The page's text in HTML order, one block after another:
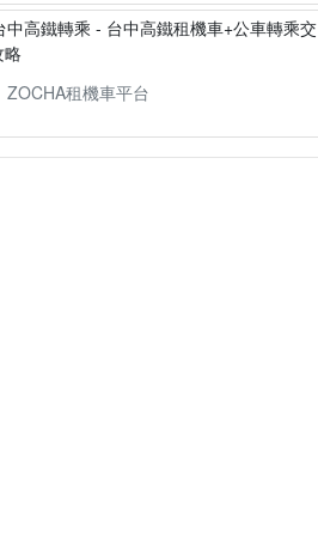
中高鐵轉乘 - 台中高鐵租機車+公車轉乘交
略
ZOCHA租機車平台